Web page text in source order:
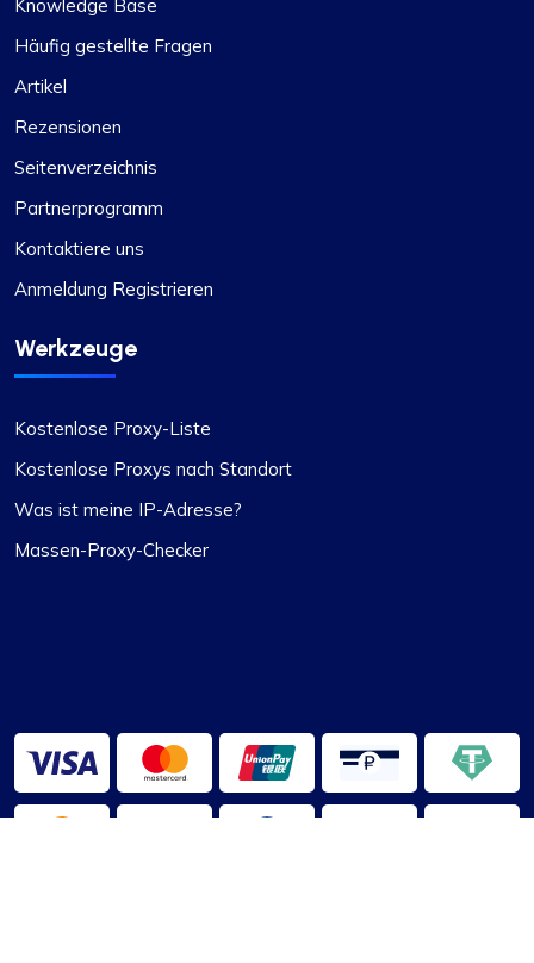
Knowledge Base
Häufig gestellte Fragen
Artikel
Rezensionen
Seitenverzeichnis
Partnerprogramm
Kontaktiere uns
Anmeldung Registrieren
Werkzeuge
Kostenlose Proxy-Liste
Kostenlose Proxys nach Standort
Was ist meine IP-Adresse?
Massen-Proxy-Checker